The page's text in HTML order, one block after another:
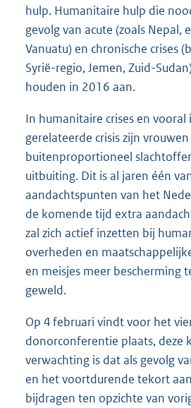
hulp. Humanitaire hulp die
gevolg van acute (zoals Nepal,
Vanuatu) en chronische crises
Syrië-regio, Jemen, Zuid-
houden in 2016 aan.
In humanitaire crises en vooral
gerelateerde crisis zijn
buitenproportioneel
uitbuiting. Dit is al jaren één
aandachtspunten van het
de komende tijd extra
zal zich actief inzetten bij
overheden en
en meisjes meer bescherming
geweld.
Op 4 februari vindt voor het
donorconferentie plaats, deze
verwachting is dat als gevolg
en het voortdurende tekort
bijdragen ten opzichte van